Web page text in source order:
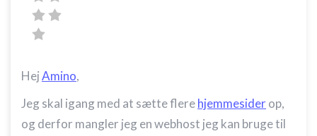
HejAmino,
Jeg skal igang med at sætte flerehjemmesiderop,
og derfor mangler jeg en webhost jeg kan bruge til